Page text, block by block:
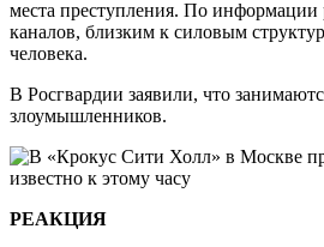
места преступления. По информации
каналов, близким к силовым
человека.
В Росгвардии заявили, что
злоумышленников.
РЕАКЦИЯ